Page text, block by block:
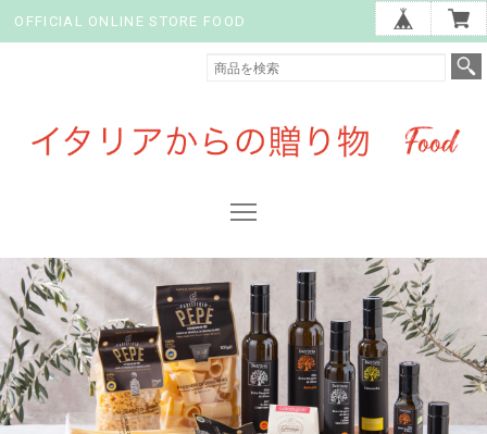
OFFICIAL ONLINE STORE FOOD